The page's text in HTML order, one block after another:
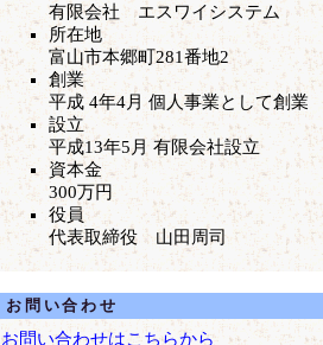
有限会社 エスワイシステム
所在地
富山市本郷町281番地2
創業
平成 4年4月 個人事業として創業
設立
平成13年5月 有限会社設立
資本金
300万円
役員
代表取締役 山田周司
お問い合わせ
お問い合わせはこちらから